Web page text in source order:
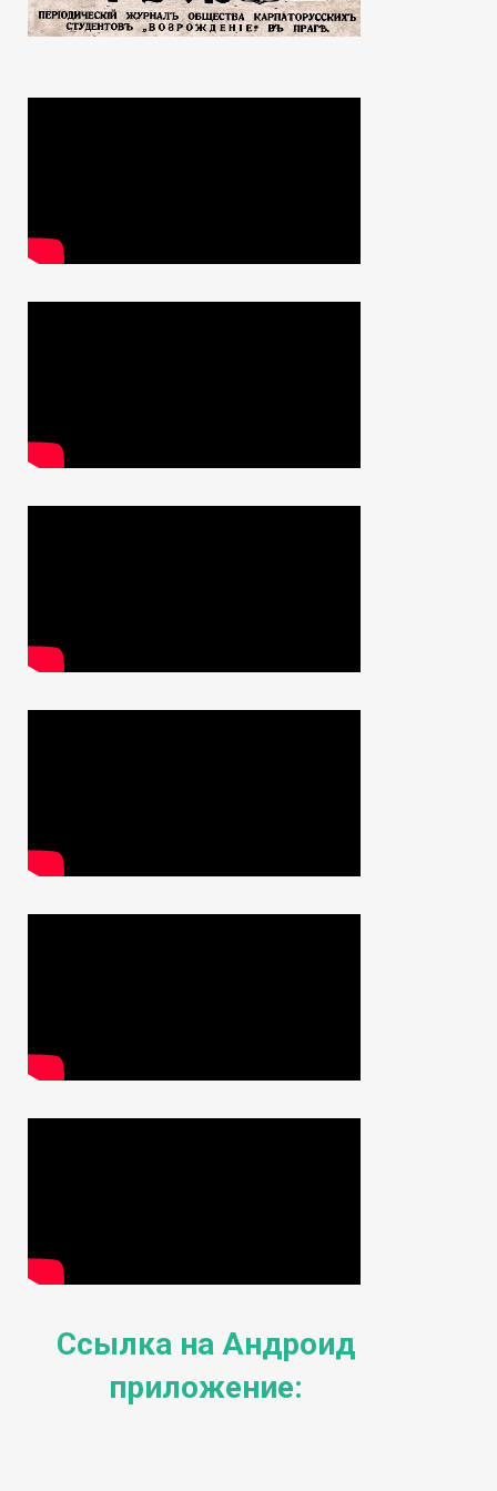
Ссылка на Андроид
приложение: